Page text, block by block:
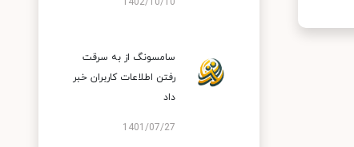
سامسونگ از به سرقت
رفتن اطلاعات کاربران خبر
داد
1401/07/27